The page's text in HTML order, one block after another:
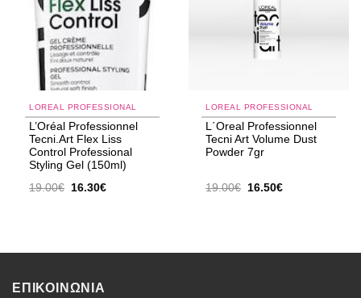
LOREAL PROFESSIONAL
L’Oréal Professionnel
Tecni.Art Flex Liss
Control Professional
Styling Gel (150ml)
19.00€ Original
16.30€Η
LOREAL PROFESSIONAL
L΄Oreal Professionnel
Tecni Art Volume Dust
Powder 7gr
19.00€ Original
16.50€Η
ΕΠΙΚΟΙΝΩΝΙΑ